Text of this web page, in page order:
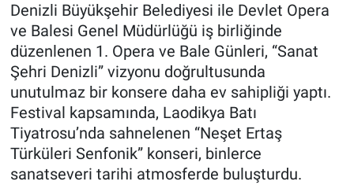
Denizli Büyükşehir Belediyesi ile Devlet Opera
ve Balesi Genel Müdürlüğü iş birliğinde
düzenlenen 1. Opera ve Bale Günleri, “Sanat
Şehri Denizli” vizyonu doğrultusunda
unutulmaz bir konsere daha ev sahipliği yaptı.
Festival kapsamında, Laodikya Batı
Tiyatrosu’nda sahnelenen “Neşet Ertaş
Türküleri Senfonik” konseri, binlerce
sanatseveri tarihi atmosferde buluşturdu.
Doğa Konuşuyor
Dünya
Ege Saati
Ege'den Esintiler
Eğitim
Sağlık
Spor
Yayın Akışı
İletişim
Tüm Manşetler
Son Dakika Haberleri
Haber Arşivi